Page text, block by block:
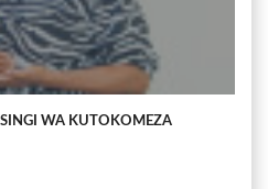
WA KUTOKOMEZA